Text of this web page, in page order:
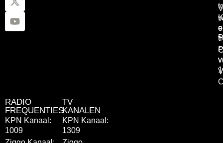
RADIO
FREQUENTIES
KPN Kanaal:
1009
TV
KANALEN
KPN Kanaal:
1309